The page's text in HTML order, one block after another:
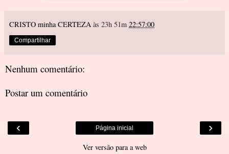
CRISTO minha CERTEZA às 23h 51m 22:57:00
Compartilhar
Nenhum comentário:
Postar um comentário
‹ ›
Página inicial
Ver versão para a web